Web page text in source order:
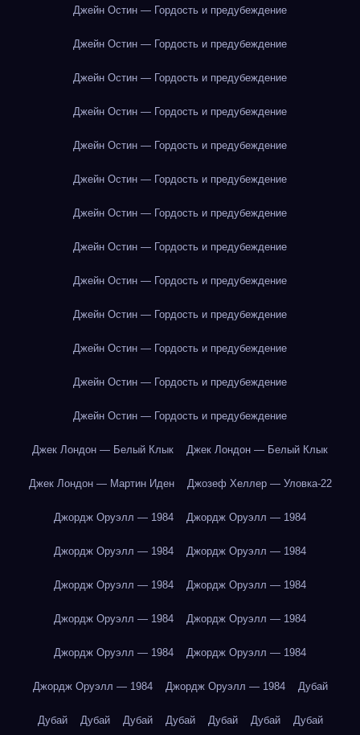
Джейн Остин — Гордость и предубеждение
Джейн Остин — Гордость и предубеждение
Джейн Остин — Гордость и предубеждение
Джейн Остин — Гордость и предубеждение
Джейн Остин — Гордость и предубеждение
Джейн Остин — Гордость и предубеждение
Джейн Остин — Гордость и предубеждение
Джейн Остин — Гордость и предубеждение
Джейн Остин — Гордость и предубеждение
Джейн Остин — Гордость и предубеждение
Джейн Остин — Гордость и предубеждение
Джейн Остин — Гордость и предубеждение
Джейн Остин — Гордость и предубеждение
Джек Лондон — Белый Клык Джек Лондон — Белый Клык
Джек Лондон — Мартин Иден Джозеф Хеллер — Уловка-22
Джордж Оруэлл — 1984 Джордж Оруэлл — 1984
Джордж Оруэлл — 1984 Джордж Оруэлл — 1984
Джордж Оруэлл — 1984 Джордж Оруэлл — 1984
Джордж Оруэлл — 1984 Джордж Оруэлл — 1984
Джордж Оруэлл — 1984 Джордж Оруэлл — 1984
Джордж Оруэлл — 1984 Джордж Оруэлл — 1984 Дубай
Дубай Дубай Дубай Дубай Дубай Дубай Дубай